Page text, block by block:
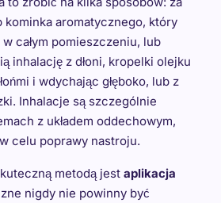
kominka aromatycznego, który
całym pomieszczeniu, lub
inhalację z dłoni, kropelki olejku
i wdychając głęboko, lub z
Inhalacje są szczególnie
z układem oddechowym,
celu poprawy nastroju.
metodą jest aplikacja
nigdy nie powinny być